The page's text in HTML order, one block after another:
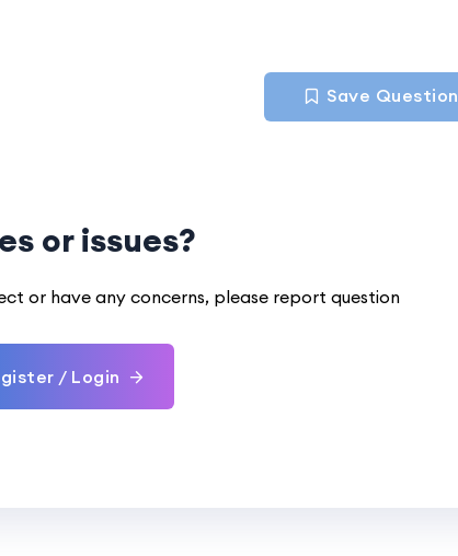
Save Question
or issues?
or have any concerns, please report question
/ Login